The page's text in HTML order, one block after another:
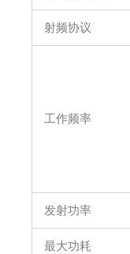
射频协议
工作频率
发射功率
最大功耗